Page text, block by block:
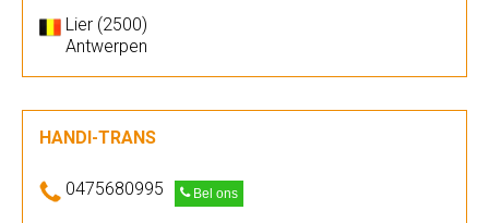
Lier (2500)
Antwerpen
HANDI-TRANS
0475680995 Bel ons